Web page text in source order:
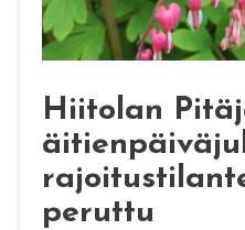
Hiitolan
peruttu